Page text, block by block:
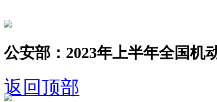
公安部：2023年上半年全国机
返回顶部